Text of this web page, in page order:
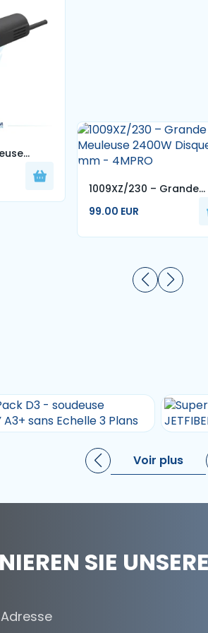
115
1009XZ/230 – Grande
Meuleuse 2400W
99.00 EUR
Voir plus
SIE